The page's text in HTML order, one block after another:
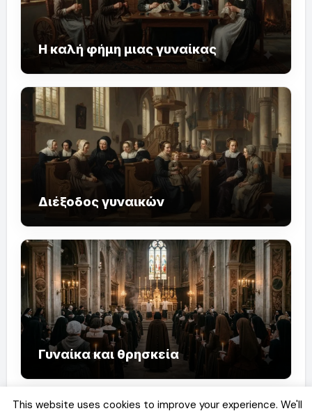
Η καλή φήμη μιας γυναίκας
Διέξοδος γυναικών
Γυναίκα και θρησκεία
This website uses cookies to improve your experience. We'll